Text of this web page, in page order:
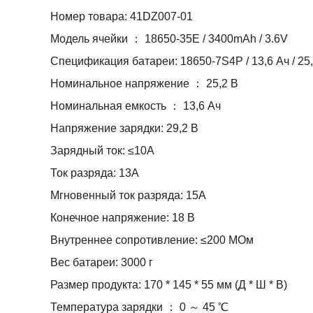
Номер товара: 41DZ007-01
Модель ячейки ： 18650-35E / 3400mAh / 3.6V
Спецификация батареи: 18650-7S4P / 13,6 Ач /
Номинальное напряжение ： 25,2 В
Номинальная емкость ： 13,6 Ач
Напряжение зарядки: 29,2 В
Зарядный ток: ≤10А
Ток разряда: 13А
Мгновенный ток разряда: 15А
Конечное напряжение: 18 В
Внутреннее сопротивление: ≤200 МОм
Вес батареи: 3000 г
Размер продукта: 170 * 145 * 55 мм (Д * Ш * В)
Температура зарядки ： 0 ～ 45 ℃